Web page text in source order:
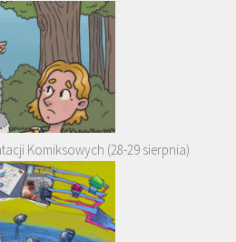
Komiksowych (28-29 sierpnia)